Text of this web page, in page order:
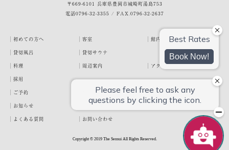
〒669-6101 兵庫県豊岡市城崎町湯島753
電話0796-32-3355 / FAX.0796-32-2637
初めての方へ 客室
館内・施設
貸切風呂
貸切サウナ
料理
周辺案内
アクセス
採用
ご予約
宿泊約款
プライバシーポリシー
お知らせ
お客様の声
泉翠ブログ
よくある質問
お問い合わせ
Copyright © 2019 The Sensui All Rights Reserved.